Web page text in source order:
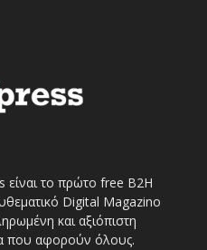
είναι το πρώτο free Β2Η
Digital Magazino
και αξιόπιστη
που αφορούν όλους.